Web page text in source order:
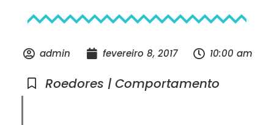
admin fevereiro 8, 2017 10:00 am
Roedores | Comportamento